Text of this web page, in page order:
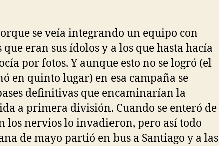
se veía integrando un equipo con
que eran sus ídolos y a los que hasta hacía
por fotos. Y aunque esto no se logró (el
en quinto lugar) en esa campaña se
definitivas que encaminarían la
a primera división. Cuando se enteró de
los nervios lo invadieron, pero así todo
de mayo partió en bus a Santiago y a las